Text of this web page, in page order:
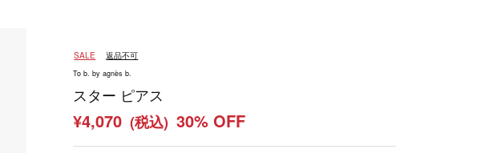
SALE 返品不可
To b. by agnès b.
スター ピアス
¥4,070 (税込) 30% OFF